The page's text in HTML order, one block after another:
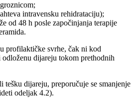
intravensku rehidrataciju);
od 48 h posle započinjanja terapije
profilaktičke svrhe, čak ni kod
dijareju tokom prethodnih
tešku dijareju, preporučuje se smanjenje
odeljak 4.2).